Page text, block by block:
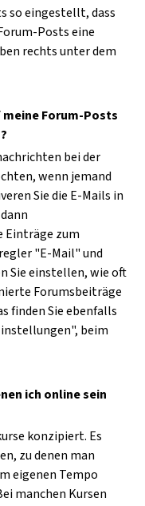
so eingestellt, dass
Posts eine
rechts unter dem
Forum-Posts
bei der
wenn jemand
Sie die E-Mails in
Einträge zum
"E-Mail" und
Sie einstellen, wie oft
Forumsbeiträge
finden Sie ebenfalls
beim
ich online sein
konzipiert. Es
zu denen man
eigenen Tempo
manchen Kursen